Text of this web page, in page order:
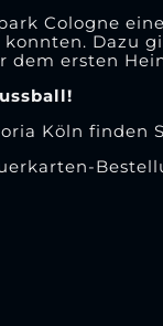
Cologne
Dazu
dem ersten
Köln finden